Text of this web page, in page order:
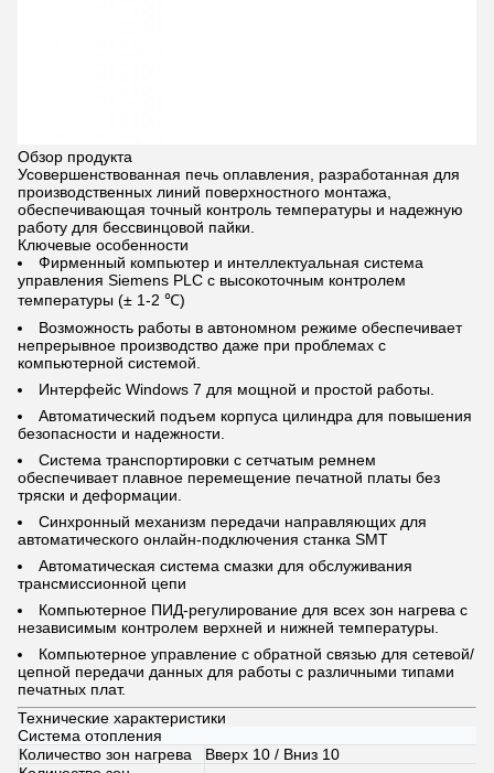
Обзор продукта
Усовершенствованная печь оплавления, разработанная для
производственных линий поверхностного монтажа,
обеспечивающая точный контроль температуры и надежную
работу для бессвинцовой пайки.
Ключевые особенности
Фирменный компьютер и интеллектуальная система
управления Siemens PLC с высокоточным контролем
температуры (± 1-2 ℃)
Возможность работы в автономном режиме обеспечивает
непрерывное производство даже при проблемах с
компьютерной системой.
Интерфейс Windows 7 для мощной и простой работы.
Автоматический подъем корпуса цилиндра для повышения
безопасности и надежности.
Система транспортировки с сетчатым ремнем
обеспечивает плавное перемещение печатной платы без
тряски и деформации.
Синхронный механизм передачи направляющих для
автоматического онлайн-подключения станка SMT
Автоматическая система смазки для обслуживания
трансмиссионной цепи
Компьютерное ПИД-регулирование для всех зон нагрева с
независимым контролем верхней и нижней температуры.
Компьютерное управление с обратной связью для сетевой/
цепной передачи данных для работы с различными типами
печатных плат.
Технические характеристики
Система отопления
Количество зон нагрева
Вверх 10 / Вниз 10